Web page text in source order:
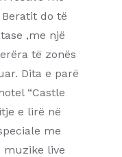
do të
,me një
të zonës
Dita e parë
“Castle
e lirë në
me
muzike live